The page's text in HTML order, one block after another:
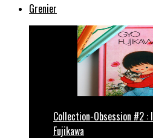
Grenier
Collection-Obsession #2
Fujikawa